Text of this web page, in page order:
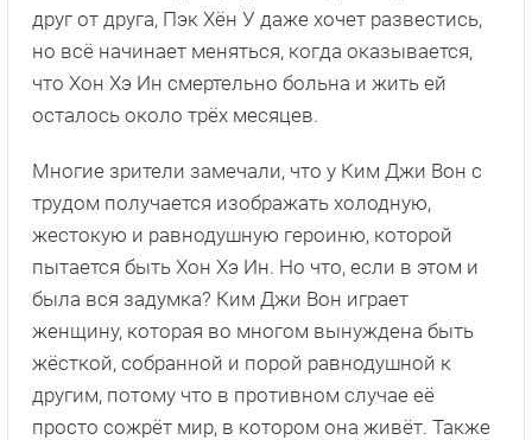
друг от друга, Пэк Хён У даже хочет развестись,
но всё начинает меняться, когда оказывается,
что Хон Хэ Ин смертельно больна и жить ей
осталось около трёх месяцев.
Многие зрители замечали, что у Ким Джи Вон с
трудом получается изображать холодную,
жестокую и равнодушную героиню, которой
пытается быть Хон Хэ Ин. Но что, если в этом и
была вся задумка? Ким Джи Вон играет
женщину, которая во многом вынуждена быть
жёсткой, собранной и порой равнодушной к
другим, потому что в противном случае её
просто сожрёт мир, в котором она живёт. Также